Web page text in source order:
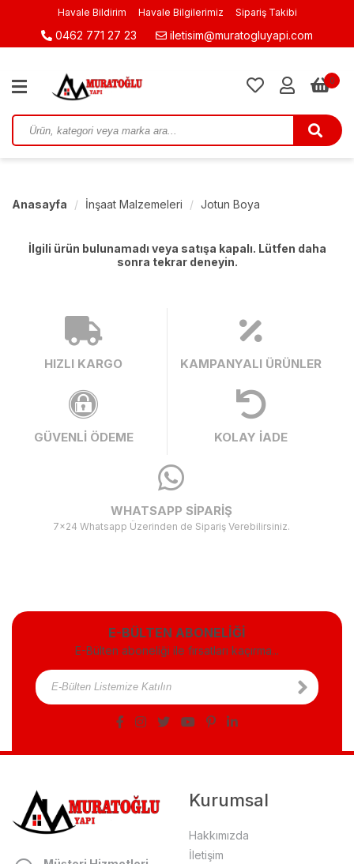
Havale Bildirim Havale Bilgilerimiz Sipariş Takibi
0462 771 27 23 iletisim@muratogluyapi.com
0
Anasayfa İnşaat Malzemeleri Jotun Boya
İlgili ürün bulunamadı veya satışa kapalı. Lütfen daha
sonra tekrar deneyin.
HIZLI KARGO KAMPANYALI ÜRÜNLER
GÜVENLİ ÖDEME KOLAY İADE
WHATSAPP SİPARİŞ
7x24 Whatsapp Üzerinden de Sipariş Verebilirsiniz.
E-BÜLTEN ABONELİĞİ
E-Bülten aboneliği ile fırsatları kaçırma...
Kurumsal
Hakkımızda
İletişim